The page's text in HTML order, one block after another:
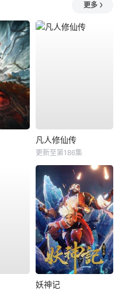
更多
凡人修仙传
更新至第186集
妖神记